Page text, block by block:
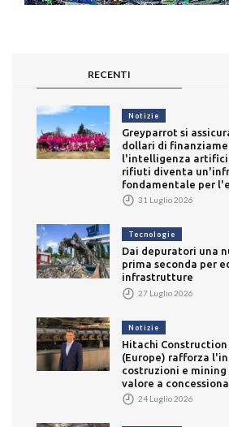
RECENTI
Notizie
Greyparrot si
dollari di
l'intelligenza
rifiuti diventa
fondamentale per
31 Luglio 2026
Tecnologie
Dai depuratori una
prima seconda per
infrastrutture
27 Luglio 2026
Notizie
Hitachi
(Europe) rafforza
costruzioni e
valore a
24 Luglio 2026